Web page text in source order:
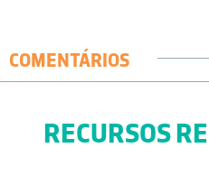
COMENTÁRIOS
RECURSOS